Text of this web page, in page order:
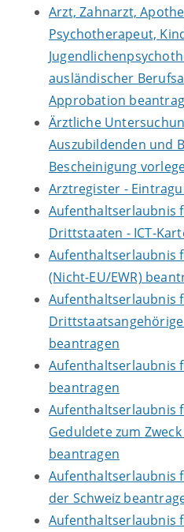
Arzt, Zahnarzt,
Psychotherapeut,
ausländischer
Approbation
Ärztliche
Auszubildenden und
Bescheinigung
Arztregister -
Aufenthaltserlaubnis
Drittstaaten - ICT-
Aufenthaltserlaubnis
(Nicht-EU/EWR)
Aufenthaltserlaubnis
beantragen
Aufenthaltserlaubnis
beantragen
Aufenthaltserlaubnis
Geduldete zum
beantragen
Aufenthaltserlaubnis
der Schweiz
Aufenthaltserlaubnis